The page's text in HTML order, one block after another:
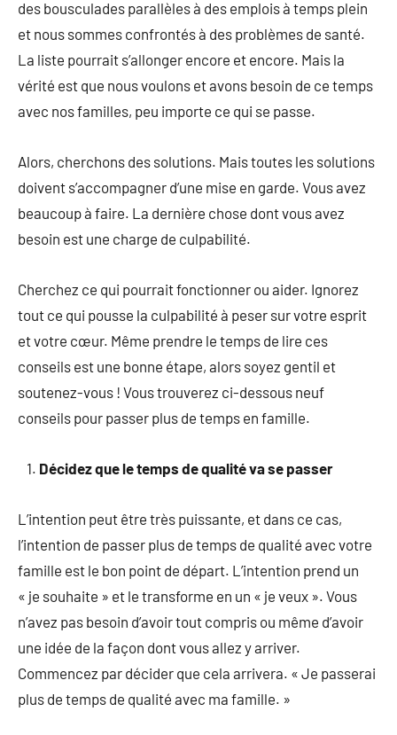
des bousculades parallèles à des emplois à temps plein
et nous sommes confrontés à des problèmes de santé.
La liste pourrait s’allonger encore et encore. Mais la
vérité est que nous voulons et avons besoin de ce temps
avec nos familles, peu importe ce qui se passe.
Alors, cherchons des solutions. Mais toutes les solutions
doivent s’accompagner d’une mise en garde. Vous avez
beaucoup à faire. La dernière chose dont vous avez
besoin est une charge de culpabilité.
Cherchez ce qui pourrait fonctionner ou aider. Ignorez
tout ce qui pousse la culpabilité à peser sur votre esprit
et votre cœur. Même prendre le temps de lire ces
conseils est une bonne étape, alors soyez gentil et
soutenez-vous ! Vous trouverez ci-dessous neuf
conseils pour passer plus de temps en famille.
Décidez que le temps de qualité va se passer
L’intention peut être très puissante, et dans ce cas,
l’intention de passer plus de temps de qualité avec votre
famille est le bon point de départ. L’intention prend un
« je souhaite » et le transforme en un « je veux ». Vous
n’avez pas besoin d’avoir tout compris ou même d’avoir
une idée de la façon dont vous allez y arriver.
Commencez par décider que cela arrivera. « Je passerai
plus de temps de qualité avec ma famille. »